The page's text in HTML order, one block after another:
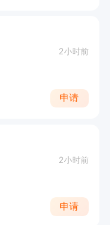
2小时前
申请
2小时前
申请